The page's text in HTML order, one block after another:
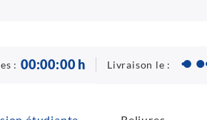
: 00:00:00 h Livraison le :